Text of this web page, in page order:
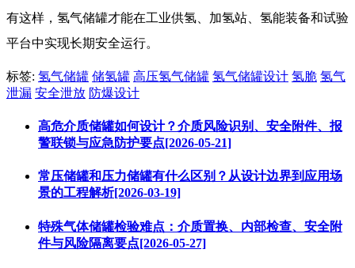
有这样，氢气储罐才能在工业供氢、加氢站、氢能装备和试验
平台中实现长期安全运行。
标签: 氢气储罐 储氢罐 高压氢气储罐 氢气储罐设计 氢脆 氢气
泄漏 安全泄放 防爆设计
高危介质储罐如何设计？介质风险识别、安全附件、报
警联锁与应急防护要点[2026-05-21]
常压储罐和压力储罐有什么区别？从设计边界到应用场
景的工程解析[2026-03-19]
特殊气体储罐检验难点：介质置换、内部检查、安全附
件与风险隔离要点[2026-05-27]